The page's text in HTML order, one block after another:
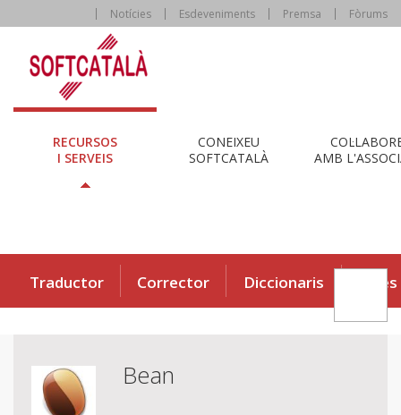
Notícies Esdeveniments Premsa Fòrums
RECURSOS
I SERVEIS
CONEIXEU
SOFTCATALÀ
AMB
Traductor Corrector Diccionaris Eines
Bean